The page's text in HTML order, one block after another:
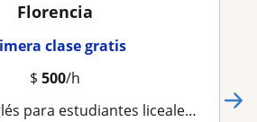
Florencia
clase gratis
$ 500/h
para estudiantes liceales y escolares